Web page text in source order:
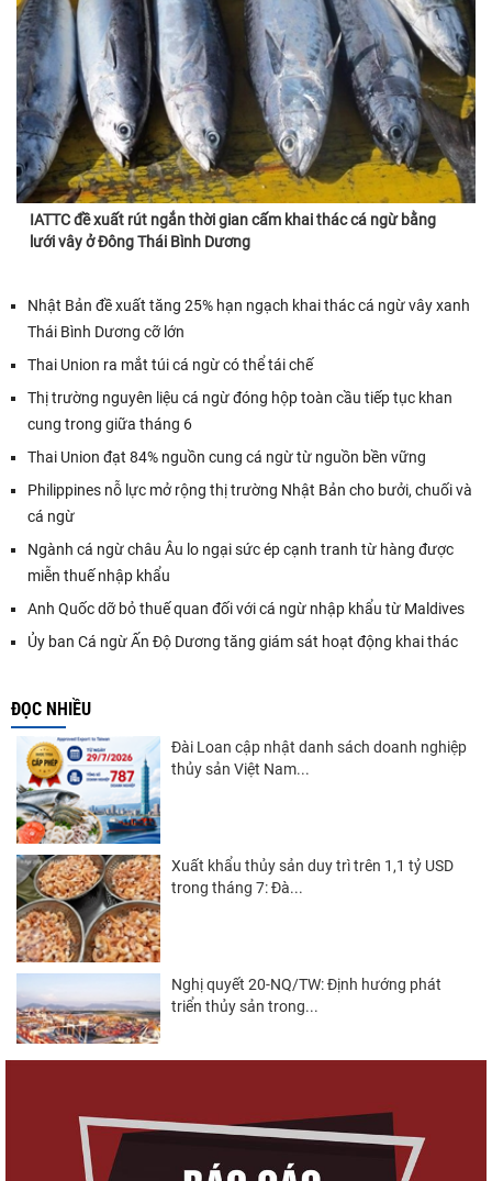
IATTC đề xuất rút ngắn thời gian cấm khai thác cá ngừ bằng
lưới vây ở Đông Thái Bình Dương
Nhật Bản đề xuất tăng 25% hạn ngạch khai thác cá ngừ vây xanh
Thái Bình Dương cỡ lớn
Thai Union ra mắt túi cá ngừ có thể tái chế
Thị trường nguyên liệu cá ngừ đóng hộp toàn cầu tiếp tục khan
cung trong giữa tháng 6
Thai Union đạt 84% nguồn cung cá ngừ từ nguồn bền vững
Philippines nỗ lực mở rộng thị trường Nhật Bản cho bưởi, chuối và
cá ngừ
Ngành cá ngừ châu Âu lo ngại sức ép cạnh tranh từ hàng được
miễn thuế nhập khẩu
Anh Quốc dỡ bỏ thuế quan đối với cá ngừ nhập khẩu từ Maldives
Ủy ban Cá ngừ Ấn Độ Dương tăng giám sát hoạt động khai thác
ĐỌC NHIỀU
Đài Loan cập nhật danh sách doanh nghiệp
thủy sản Việt Nam...
Xuất khẩu thủy sản duy trì trên 1,1 tỷ USD
trong tháng 7: Đà...
Nghị quyết 20-NQ/TW: Định hướng phát
triển thủy sản trong...
(sửa đổi)